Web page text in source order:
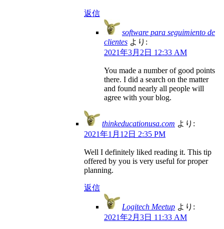
返信
software para seguimiento de
clientes より:
2021年3月2日 12:33 AM
You made a number of good points
there. I did a search on the matter
and found nearly all people will
agree with your blog.
thinkeducationusa.com より:
2021年1月12日 2:35 PM
Well I definitely liked reading it. This tip
offered by you is very useful for proper
planning.
返信
Logitech Meetup より:
2021年2月3日 11:33 AM